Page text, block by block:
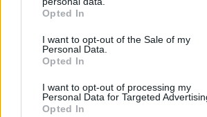
grant or deny consent to Google and its
use your data for below specified
consent section.
Opted In
I want to opt-out of the Sale of my
Personal Data.
Opted In
I want to opt-out of processing my
Personal Data for Targeted
Opted In